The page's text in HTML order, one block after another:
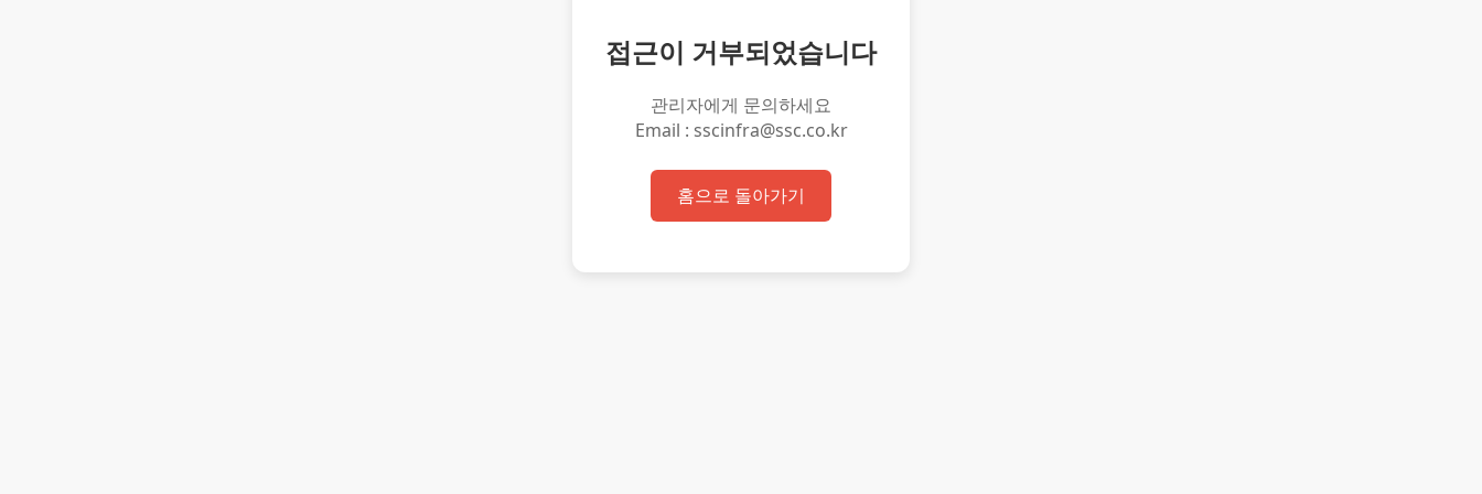
접근이 거부되었습니다
관리자에게 문의하세요
Email : sscinfra@ssc.co.kr
홈으로 돌아가기